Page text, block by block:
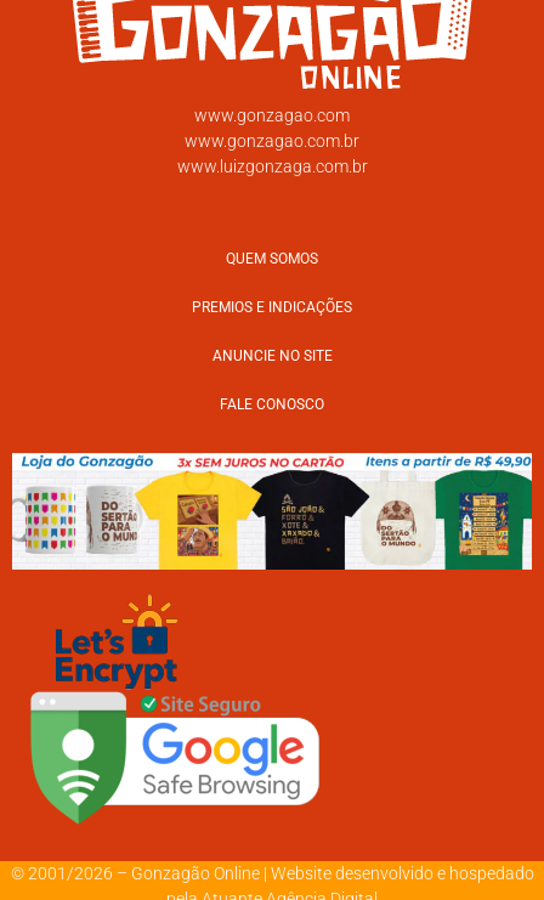
www.gonzagao.com
www.gonzagao.com.br
www.luizgonzaga.com.br
QUEM SOMOS
PREMIOS E INDICAÇÕES
ANUNCIE NO SITE
FALE CONOSCO
© 2001/2026 – Gonzagão Online | Website desenvolvido e hospedado